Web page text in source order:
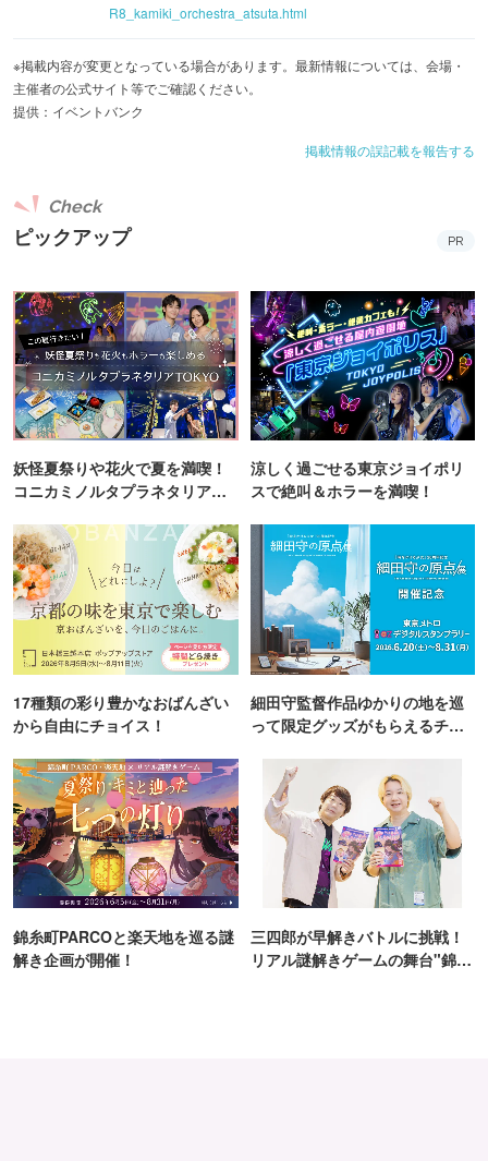
R8_kamiki_orchestra_atsuta.html
※掲載内容が変更となっている場合があります。最新情報については、会場・
主催者の公式サイト等でご確認ください。
提供：イベントバンク
掲載情報の誤記載を報告する
ピックアップ
Check
PR
妖怪夏祭りや花火で夏を満喫！
コニカミノルタプラネタリア
涼しく過ごせる東京ジョイポリ
スで絶叫＆ホラーを満喫！
17種類の彩り豊かなおばんざい
から自由にチョイス！
細田守監督作品ゆかりの地を巡
って限定グッズがもらえるチャ
錦糸町PARCOと楽天地を巡る謎
解き企画が開催！
三四郎が早解きバトルに挑戦！
リアル謎解きゲームの舞台"錦糸